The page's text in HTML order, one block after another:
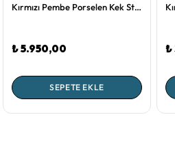
Kırmızı Pembe Porselen Kek Standı 24 Cm Love Birds Collection by Pip Studio
₺ 5.950,00
SEPETE EKLE
₺